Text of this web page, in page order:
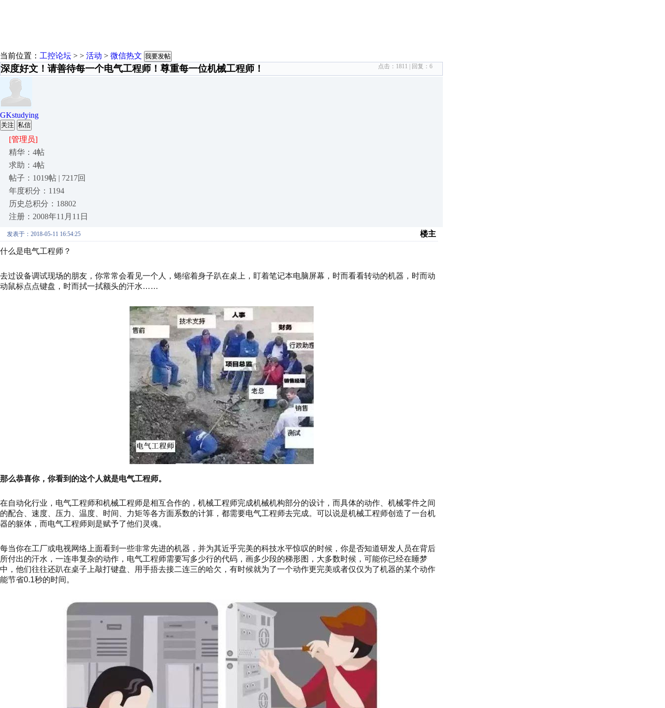
当前位置： 工控论坛 > > 活动 > 微信热文 我要发帖
深度好文！请善待每一个电气工程师！尊重每一位机械工程师！ 点击： 1811 | 回复： 6
GKstudying
关注 私信
[管理员]
精华：4帖
求助：4帖
帖子：1019帖 | 7217回
年度积分：1194
历史总积分：18802
注册：2008年11月11日
发表于：2018-05-11 16:54:25 楼主
什么是电气工程师？
去过设备调试现场的朋友，你常常会看见一个人，蜷缩着身子趴在桌上，盯着笔记本电脑屏幕，时而看看转动的机器，时而动
动鼠标点点键盘，时而拭一拭额头的汗水……
那么恭喜你，你看到的这个人就是电气工程师。
在自动化行业，电气工程师和机械工程师是相互合作的，机械工程师完成机械机构部分的设计，而具体的动作、机械零件之间
的配合、速度、压力、温度、时间、力矩等各方面系数的计算，都需要电气工程师去完成。可以说是机械工程师创造了一台机
器的躯体，而电气工程师则是赋予了他们灵魂。
每当你在工厂或电视网络上面看到一些非常先进的机器，并为其近乎完美的科技水平惊叹的时候，你是否知道研发人员在背后
所付出的汗水，一连串复杂的动作，电气工程师需要写多少行的代码，画多少段的梯形图，大多数时候，可能你已经在睡梦
中，他们往往还趴在桌子上敲打键盘、用手捂去接二连三的哈欠，有时候就为了一个动作更完美或者仅仅为了机器的某个动作
能节省0.1秒的时间。